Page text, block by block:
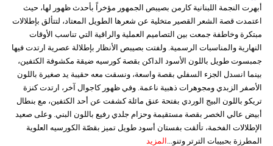
أبهرت النجمة اللبنانية كارمن بصيبص الجمهور مؤخراً بأحدث ظهور لها، حيث
اعتمدت قصة الشعر القصير متخلية عن شعرها الطويل المعتاد، لتتألق بإطلالات
مبتكرة وخاطفة جمعت بين التصاميم العملية والراقية التي تناسب الأوقات
النهارية والمناسبات الرسمية. ولفتت بصيبص الأنظار بإطلالة عصرية ارتدت فيها
جمبسوت طويل باللون الأسود الداكن بقصة كورسيه ضيقة مكشوفة الكتفين،
بينما انسدل الجزء السفلي بقصة واسعة، ونسقت معه حقيبة يد صغيرة باللون
الأصفر الزبدي ومجوهرات ذهبية ناعمة. وفي ظهور كاجوال آخر، ارتدت كنزة
تريكو باللون البيج الوردي بفتحة عنق مائلة كشفت عن أحد الكتفين، مع بنطال
أبيض عالي الخصر بقصة مستقيمة وحزام جلدي رفيع باللون البني. وعلى صعيد
الإطلالات الفخمة، تألقت بفستان أسود طويل تميز بقصّة الكورسيه العلوية
المطرزة بحبيبات الترتر وتنو...
المزيد